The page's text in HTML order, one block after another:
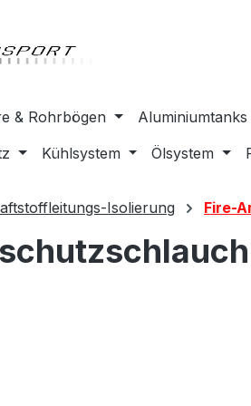
springen
& Rohrbögen Aluminiumtanks
Kühlsystem Ölsystem
Isolierung Fire-